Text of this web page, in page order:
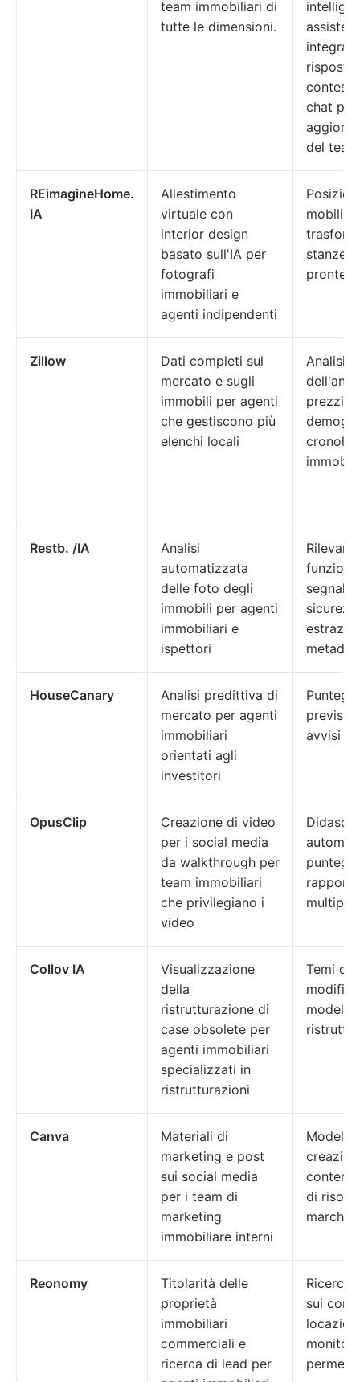
team immobiliari di
tutte le dimensioni.
risposte
chat per
del
REimagineHome.
IA
Allestimento
virtuale con
interior design
basato sull'IA per
fotografi
immobiliari e
agenti indipendenti
mobili
stanze,
pronte
Zillow
Dati completi sul
mercato e sugli
immobili per agenti
che gestiscono più
elenchi locali
Analisi
prezzi,
immobili
Restb. /IA
Analisi
automatizzata
delle foto degli
immobili per agenti
immobiliari e
ispettori
metadati
HouseCanary
Analisi predittiva di
mercato per agenti
immobiliari
orientati agli
investitori
avvisi di
OpusClip
Creazione di video
per i social media
da walkthrough per
team immobiliari
che privilegiano i
video
rapporti
multipli
Collov IA
Visualizzazione
della
ristrutturazione di
case obsolete per
agenti immobiliari
specializzati in
ristrutturazioni
Temi di
modelli
Canva
Materiali di
marketing e post
sui social media
per i team di
marketing
immobiliare interni
Modelli
di
marchio
Reonomy
Titolarità delle
proprietà
immobiliari
commerciali e
ricerca di lead per
Ricerca
sui
permessi